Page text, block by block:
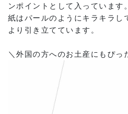
ンポイントとして入っています。
紙はパールのようにキラキラし
より引き立てています。
＼外国の方へのお土産にもぴっ